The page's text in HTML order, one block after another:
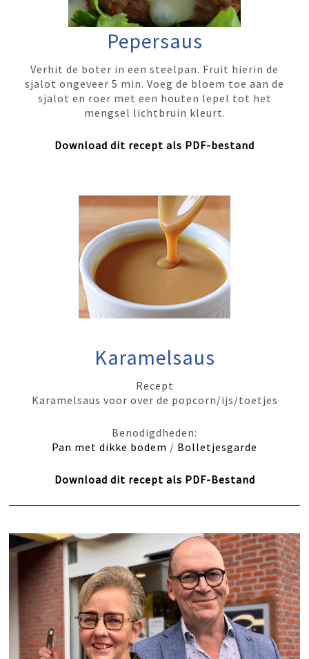
Pepersaus
Verhit de boter in een steelpan. Fruit hierin de
sjalot ongeveer 5 min. Voeg de bloem toe aan de
sjalot en roer met een houten lepel tot het
mengsel lichtbruin kleurt.
Download dit recept als PDF-bestand
Karamelsaus
Recept
Karamelsaus voor over de popcorn/ijs/toetjes
Benodigdheden:
Pan met dikke bodem / Bolletjesgarde
Download dit recept als PDF-Bestand